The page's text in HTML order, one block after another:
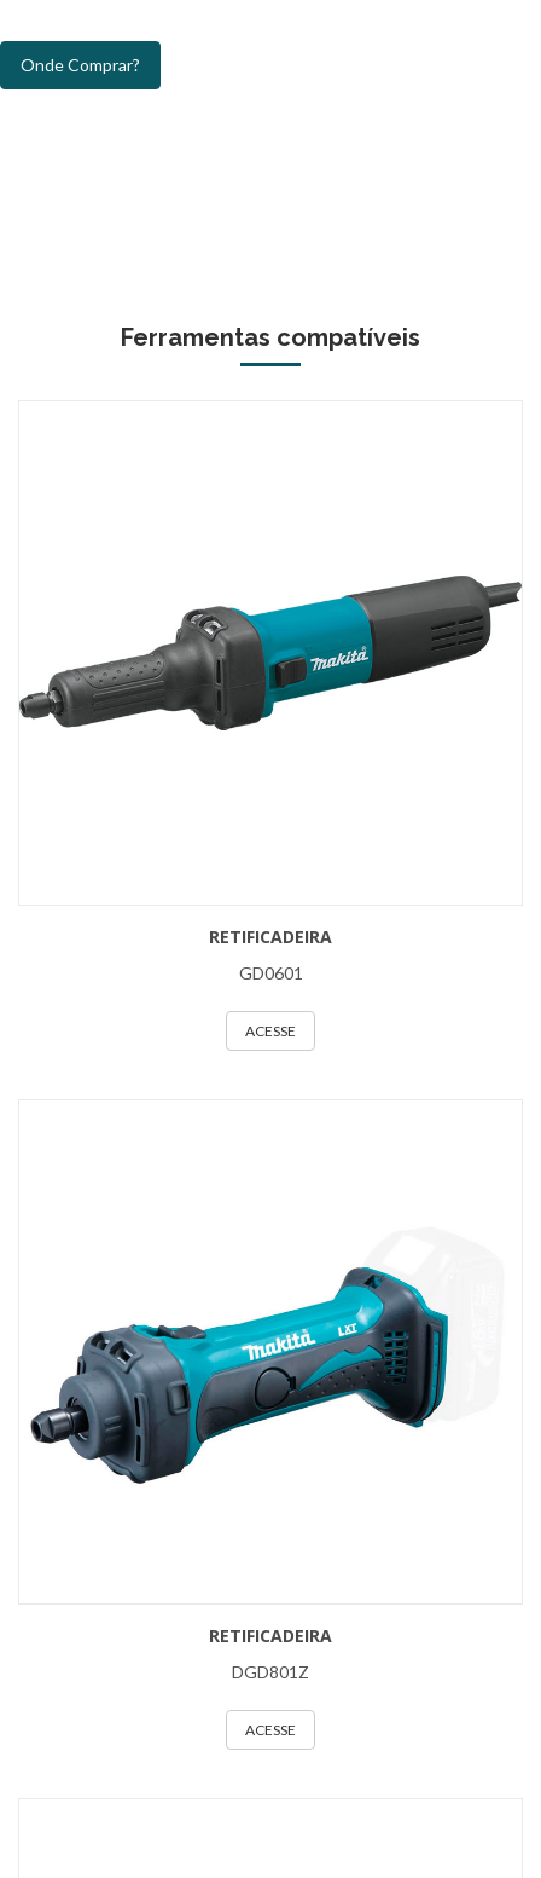
Onde Comprar?
Ferramentas compatíveis
RETIFICADEIRA
GD0601
ACESSE
RETIFICADEIRA
DGD801Z
ACESSE